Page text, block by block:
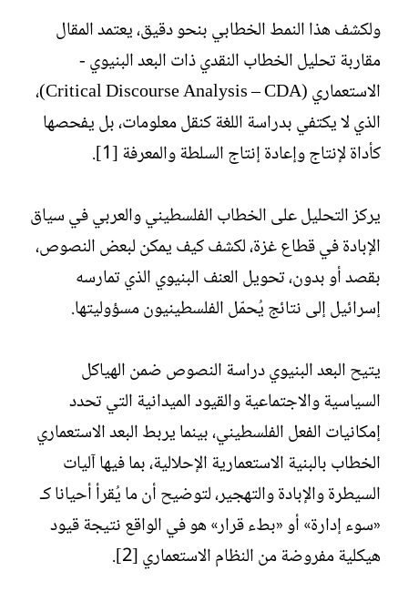
ولكشف هذا النمط الخطابي بنحو دقيق، يعتمد المقال
مقاربة تحليل الخطاب النقدي ذات البعد البنيوي -
الاستعماري (Critical Discourse Analysis – CDA)،
الذي لا يكتفي بدراسة اللغة كنقل معلومات، بل يفحصها
كأداة لإنتاج وإعادة إنتاج السلطة والمعرفة [1].
يركز التحليل على الخطاب الفلسطيني والعربي في سياق
الإبادة في قطاع غزة، لكشف كيف يمكن لبعض النصوص،
بقصد أو بدون، تحويل العنف البنيوي الذي تمارسه
إسرائيل إلى نتائج يُحمّل الفلسطينيون مسؤوليتها.
يتيح البعد البنيوي دراسة النصوص ضمن الهياكل
السياسية والاجتماعية والقيود الميدانية التي تحدد
إمكانيات الفعل الفلسطيني، بينما يربط البعد الاستعماري
الخطاب بالبنية الاستعمارية الإحلالية، بما فيها آليات
السيطرة والإبادة والتهجير، لتوضيح أن ما يُقرأ أحيانا كـ
«سوء إدارة» أو «بطء قرار» هو في الواقع نتيجة قيود
هيكلية مفروضة من النظام الاستعماري [2].